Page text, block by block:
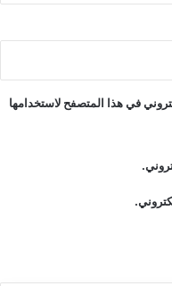
في هذا المتصفح لاستخدامها